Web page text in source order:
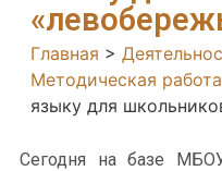
Главная >
Методическая работа
языку для
Сегодня на базе